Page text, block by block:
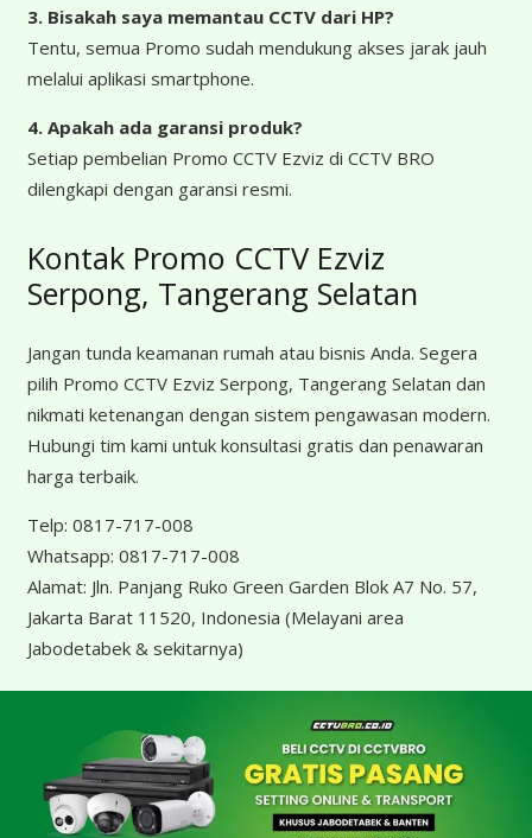
3. Bisakah saya memantau CCTV dari HP?
Tentu, semua Promo sudah mendukung akses jarak jauh
melalui aplikasi smartphone.
4. Apakah ada garansi produk?
Setiap pembelian Promo CCTV Ezviz di CCTV BRO
dilengkapi dengan garansi resmi.
Kontak Promo CCTV Ezviz
Serpong, Tangerang Selatan
Jangan tunda keamanan rumah atau bisnis Anda. Segera
pilih Promo CCTV Ezviz Serpong, Tangerang Selatan dan
nikmati ketenangan dengan sistem pengawasan modern.
Hubungi tim kami untuk konsultasi gratis dan penawaran
harga terbaik.
Telp: 0817-717-008
Whatsapp: 0817-717-008
Alamat: Jln. Panjang Ruko Green Garden Blok A7 No. 57,
Jakarta Barat 11520, Indonesia (Melayani area
Jabodetabek & sekitarnya)